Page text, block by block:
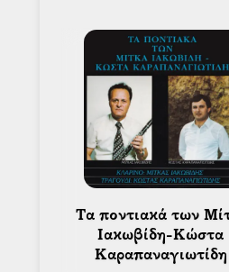
Τα ποντιακά των Μίτκα
Ιακωβίδη-Κώστα
Καραπαναγιωτίδη